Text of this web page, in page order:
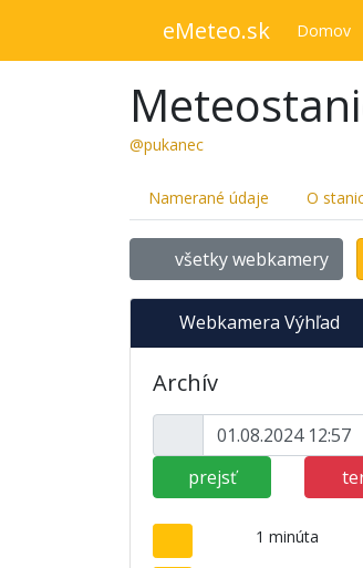
eMeteo.sk Domov
@pukanec
Namerané údaje O
všetky webkamery
Webkamera Výhľad
Archív
prejsť
1 minúta